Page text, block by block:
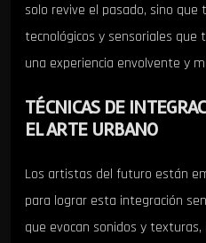
solo revive el pasado, sino
tecnológicos y sensoriales
una experiencia envolvente y
TÉCNICAS DE
EL ARTE URBANO
Los artistas del futuro están
para lograr esta integración
que evocan sonidos y